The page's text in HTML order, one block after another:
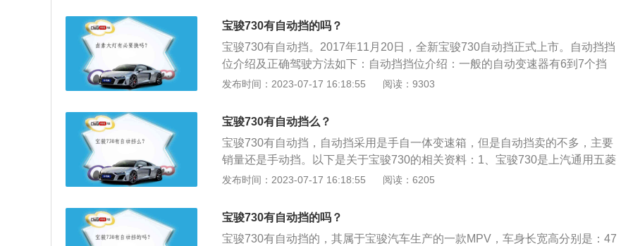
洁明朗，油耗在中等价位MVP里属于佼佼者。
宝骏730有自动挡的吗？
宝骏730有自动挡。2017年11月20日，全新宝骏730自动挡正式上市。自动挡挡
位介绍及正确驾驶方法如下：自动挡挡位介绍：一般的自动变速器有6到7个挡
位，它们从前到后依次排列。分别为：P(停车挡)、R(倒挡)、N(空挡)、D(前进
1)，若装备四挡变速器，则另有一个超速选择开关(O/D)接通超速挡。自动挡汽车
正确的驾驶方法：自动挡汽车正确的驾驶方法是将变速杆放在P挡后起动发动
机。而且一定要踩下制动踏板，方可由P挡转入其挡位，起步时要将变速杆推到
较低挡位(即是2或1挡，有些则还有3挡)，待车速提高到一定程度后，再转入D挡
进入正常行驶，若在高速公路上高速巡航时，可选用O/D挡，可节省燃油。
发布时间：2023-07-17 16:18:55 阅读：9303
宝骏730有自动挡么？
宝骏730有自动挡，自动挡采用是手自一体变速箱，但是自动挡卖的不多，主要
销量还是手动挡。以下是关于宝骏730的相关资料：1、宝骏730是上汽通用五菱
宝骏旗下一款家用MPV产品，该车于2014年下半年正式上市。宝骏730整体造型
L。2、从尺寸上说，宝骏730的4685mm的车身长度，甚至强过大众的途安，加
上全尺寸的车身与后扭力梁式的悬挂设计，730在舒适性上也相当不错。
发布时间：2023-07-17 16:18:55 阅读：6205
宝骏730有自动挡的吗？
宝骏730有自动挡的，其属于宝骏汽车生产的一款MPV，车身长宽高分别是：47